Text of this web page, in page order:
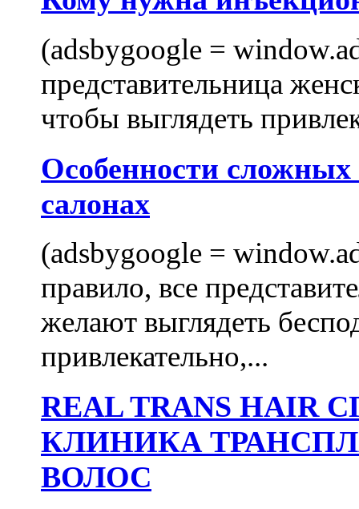
(adsbygoogle =
представительница
чтобы выглядеть
Особенности
салонах
(adsbygoogle =
правило, все
желают выглядеть
привлекательно,...
REAL TRANS
КЛИНИКА
ВОЛОС